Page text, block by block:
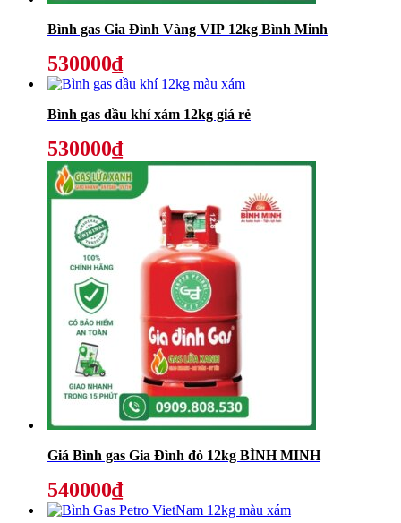
Bình gas Gia Đình Vàng VIP 12kg Bình Minh
530000₫
Bình gas dầu khí xám 12kg giá rẻ
530000₫
Giá Bình gas Gia Đình đỏ 12kg BÌNH MINH
540000₫